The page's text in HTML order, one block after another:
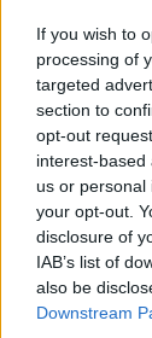
If you wish to
processing of
targeted
section to
opt-out
interest-based
us or
your opt-out.
disclosure of
IAB’s list of
also be
Downstream
που
πλαίσιο
πόλης ως
Ευρώπης
από τις πιο